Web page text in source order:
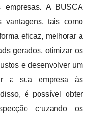
A BUSCA
vantagens, tais como
eficaz, melhorar a
gerados, otimizar os
e desenvolver um
a sua empresa às
é possível obter
cruzando os